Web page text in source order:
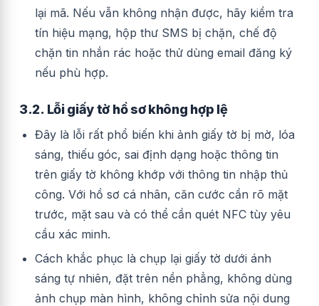
lại mã. Nếu vẫn không nhận được, hãy kiểm tra
tín hiệu mạng, hộp thư SMS bị chặn, chế độ
chặn tin nhắn rác hoặc thử dùng email đăng ký
nếu phù hợp.
3.2. Lỗi giấy tờ hồ sơ không hợp lệ
Đây là lỗi rất phổ biến khi ảnh giấy tờ bị mờ, lóa
sáng, thiếu góc, sai định dạng hoặc thông tin
trên giấy tờ không khớp với thông tin nhập thủ
công. Với hồ sơ cá nhân, căn cước cần rõ mặt
trước, mặt sau và có thể cần quét NFC tùy yêu
cầu xác minh.
Cách khắc phục là chụp lại giấy tờ dưới ánh
sáng tự nhiên, đặt trên nền phẳng, không dùng
ảnh chụp màn hình, không chỉnh sửa nội dung